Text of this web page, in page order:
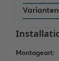
Varianten